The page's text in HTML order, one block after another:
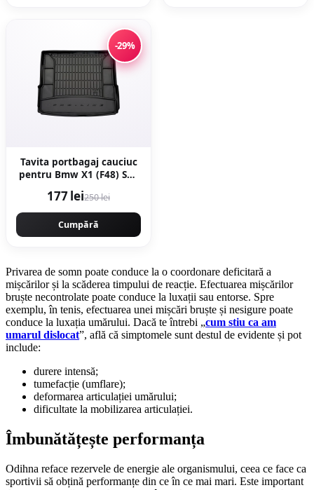
-29%
Tavita portbagaj cauciuc
pentru Bmw X1 (F48) Suv
177 lei250 lei
Cumpără
Privarea de somn poate conduce la o coordonare deficitară a
mișcărilor și la scăderea timpului de reacție. Efectuarea mișcărilor
bruște necontrolate poate conduce la luxații sau entorse. Spre
exemplu, în tenis, efectuarea unei mișcări bruște și nesigure poate
conduce la luxația umărului. Dacă te întrebi „cum stiu ca am
umarul dislocat”, află că simptomele sunt destul de evidente și pot
include:
durere intensă;
tumefacție (umflare);
deformarea articulației umărului;
dificultate la mobilizarea articulației.
Îmbunătățește performanța
Odihna reface rezervele de energie ale organismului, ceea ce face ca
sportivii să obțină performanțe din ce în ce mai mari. Este important